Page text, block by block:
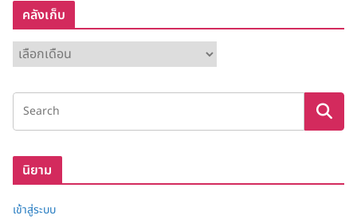
คลังเก็บ
ลั
ง
ก็
นิยาม
เข้าสู่ระบบ